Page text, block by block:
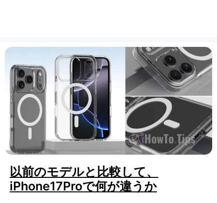
以前のモデルと比較して、
iPhone17Proで何が違うか